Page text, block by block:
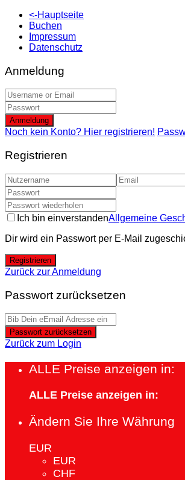
<-Hauptseite
Buchen
Impressum
Datenschutz
Anmeldung
Anmeldung
Noch kein Konto? Hier registrieren!
Registrieren
Ich bin einverstandenAllgemeine
Dir wird ein Passwort per E-Mail
Registrieren
Zurück zur Anmeldung
Passwort zurücksetzen
Passwort zurücksetzen
Zurück zum Login
ALLE Preise anzeigen in:
ALLE Preise anzeigen in:
Ändern Sie Ihre Währung
EUR
EUR
CHF